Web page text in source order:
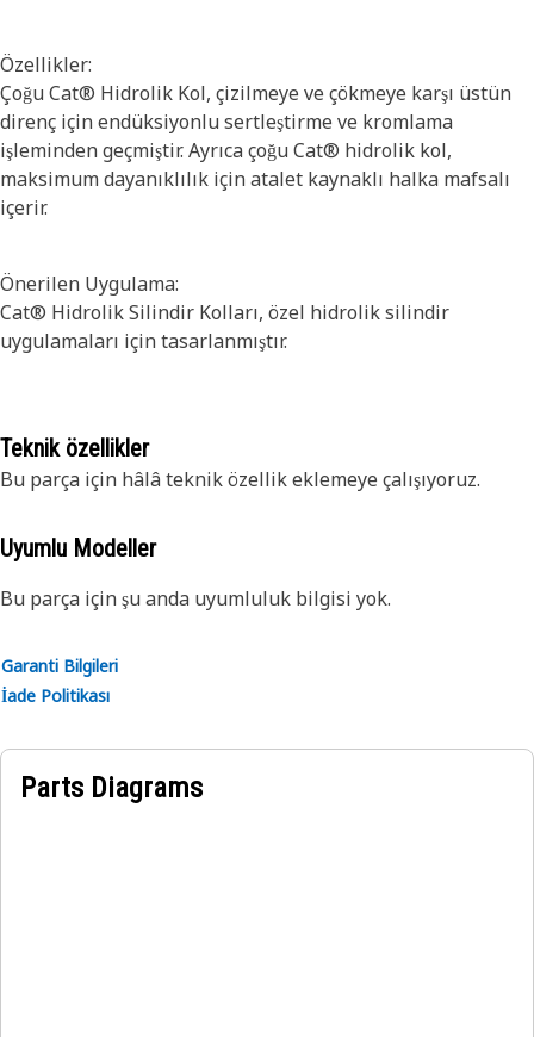
Özellikler:
Çoğu Cat® Hidrolik Kol, çizilmeye ve çökmeye karşı üstün
direnç için endüksiyonlu sertleştirme ve kromlama
işleminden geçmiştir. Ayrıca çoğu Cat® hidrolik kol,
maksimum dayanıklılık için atalet kaynaklı halka mafsalı
içerir.
Önerilen Uygulama:
Cat® Hidrolik Silindir Kolları, özel hidrolik silindir
uygulamaları için tasarlanmıştır.
Teknik özellikler
Bu parça için hâlâ teknik özellik eklemeye çalışıyoruz.
Uyumlu Modeller
Bu parça için şu anda uyumluluk bilgisi yok.
Garanti Bilgileri
İade Politikası
Parts Diagrams